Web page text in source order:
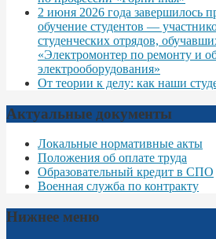
2 июня 2026 года завершилось
обучение студентов —
студенческих отрядов,
«Электромонтер по ремонту и
электрооборудования»
От теории к делу: как наши
Актуальные документы
Локальные нормативные акты
Положения об оплате труда
Образовательный кредит в СПО
Военная служба по контракту
Нижнее меню